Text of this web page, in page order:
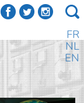
a b e
FR
NL
EN